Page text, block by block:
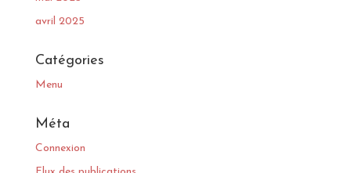
avril 2025
Catégories
Menu
Méta
Connexion